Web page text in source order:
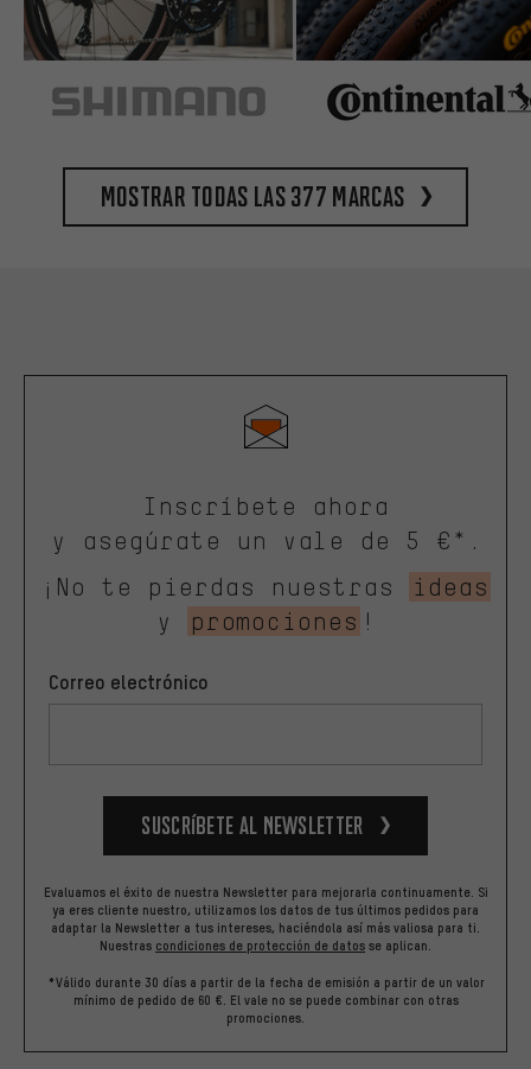
Mostrar todas las 377 marcas
Inscríbete ahora
y asegúrate un vale de 5 €*.
¡No te pierdas nuestras
ideas
y
promociones !
Correo electrónico
Suscríbete al newsletter
Evaluamos el éxito de nuestra Newsletter para mejorarla continuamente. Si
ya eres cliente nuestro, utilizamos los datos de tus últimos pedidos para
adaptar la Newsletter a tus intereses, haciéndola así más valiosa para ti.
Nuestras condiciones de protección de datos se aplican.
*Válido durante 30 días a partir de la fecha de emisión a partir de un valor
mínimo de pedido de 60 €. El vale no se puede combinar con otras
promociones.